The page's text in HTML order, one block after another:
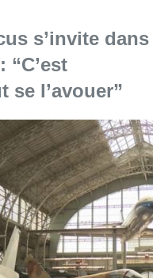
s’invite dans
se l’avouer”